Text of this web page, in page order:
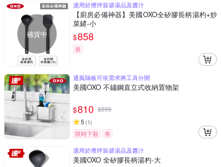
補貨中
適用於攪拌裝盛湯品及醬汁
【廚房必備神器】美國OXO全矽膠長柄湯杓+炒
菜鏟-小
$858
券
通風隔板可依需求將工具分開
美國OXO 不鏽鋼直立式收納置物架
$810 $899
5 (1)
限時下殺
券
適用於攪拌裝盛湯品及醬汁
美國OXO 全矽膠長柄湯杓-大